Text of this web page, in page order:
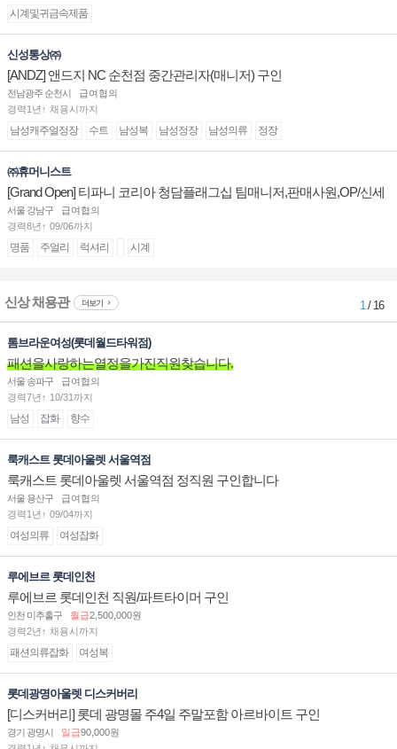
시계및귀금속제품
신성통상㈜
[ANDZ] 앤드지 NC 순천점 중간관리자(매니저) 구인
전남광주 순천시
급여협의
경력1년↑ 채용시까지
남성캐주얼정장 수트 남성복 남성정장 남성의류 정장
㈜휴머니스트
[Grand Open] 티파니 코리아 청담플래그십 팀매니저,판매사원,OP/신세
계대전 판매사원 채용
서울 강남구
급여협의
경력8년↑ 09/06까지
명품 주얼리 럭셔리 시계
신상 채용관 더보기 1/ 16
톰브라운여성(롯데월드타워점)
패션을사랑하는열정을가진직원찾습니다.
서울 송파구
급여협의
경력7년↑ 10/31까지
남성 잡화 향수
룩캐스트 롯데아울렛 서울역점
룩캐스트 롯데아울렛 서울역점 정직원 구인합니다
서울 용산구
급여협의
경력1년↑ 09/04까지
여성의류 여성잡화
루에브르 롯데인천
루에브르 롯데인천 직원/파트타이머 구인
인천 미추홀구 월급2,500,000원
경력2년↑ 채용시까지
패션의류잡화 여성복
롯데광명아울렛 디스커버리
[디스커버리] 롯데 광명몰 주4일 주말포함 아르바이트 구인
경기 광명시 일급90,000원